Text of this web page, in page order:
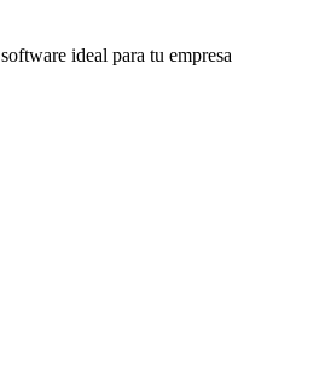
ideal para tu empresa